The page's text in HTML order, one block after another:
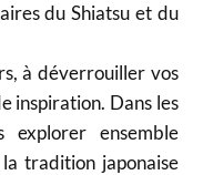
du Shiatsu et du
à déverrouiller vos
inspiration. Dans les
explorer ensemble
tradition japonaise